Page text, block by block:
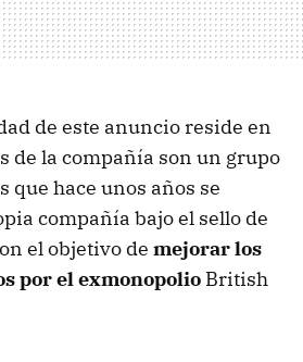
de este anuncio reside en
de la compañía son un grupo
que hace unos años se
compañía bajo el sello de
el objetivo de mejorar los
por el exmonopolio British